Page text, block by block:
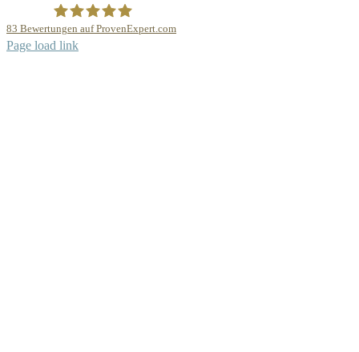
83 Bewertungen auf ProvenExpert.com
Page load link